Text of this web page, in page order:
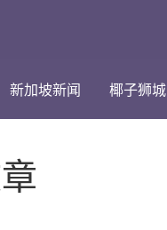
新加坡新闻 椰子狮城